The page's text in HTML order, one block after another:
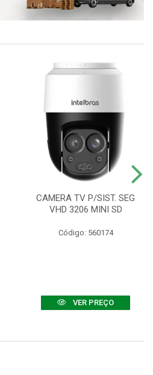
CAMERA TV P/SIST. SEG
VHD 3206 MINI SD
Código: 560174
VER PREÇO